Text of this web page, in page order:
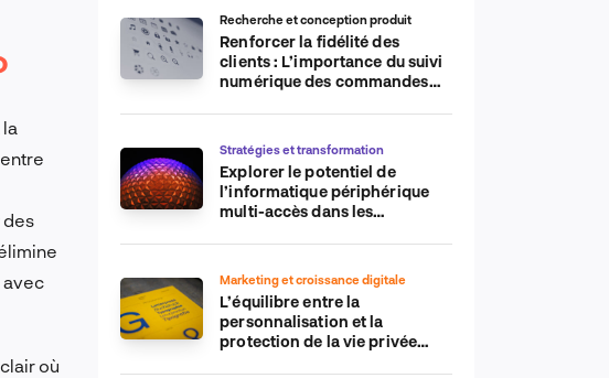
des
avec
où
Recherche et conception produit
Renforcer la fidélité des
clients : L’importance du suivi
numérique des commandes
commerce électronique
Stratégies et transformation
Explorer le potentiel de
l’informatique périphérique
multi-accès dans les
Marketing et croissance digitale
L’équilibre entre la
personnalisation et la
protection de la vie privée